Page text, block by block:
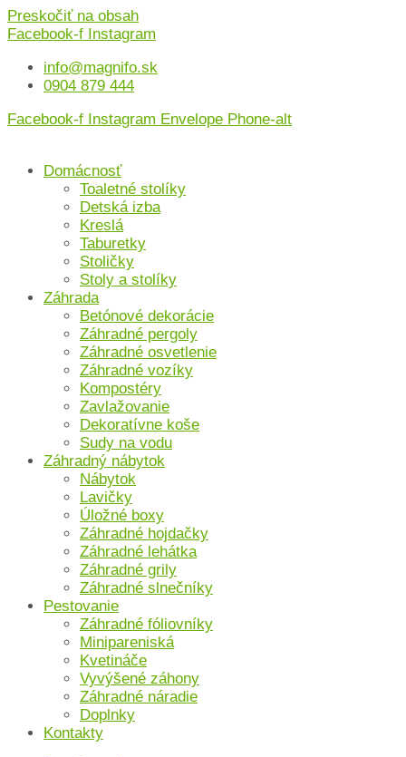
Preskočiť na obsah
Facebook-f Instagram
info@magnifo.sk
0904 879 444
Facebook-f Instagram Envelope Phone-alt
Domácnosť
Toaletné stolíky
Detská izba
Kreslá
Taburetky
Stoličky
Stoly a stolíky
Záhrada
Betónové dekorácie
Záhradné pergoly
Záhradné osvetlenie
Záhradné vozíky
Kompostéry
Zavlažovanie
Dekoratívne koše
Sudy na vodu
Záhradný nábytok
Nábytok
Lavičky
Úložné boxy
Záhradné hojdačky
Záhradné lehátka
Záhradné grily
Záhradné slnečníky
Pestovanie
Záhradné fóliovníky
Minipareniská
Kvetináče
Vyvýšené záhony
Záhradné náradie
Doplnky
Kontakty